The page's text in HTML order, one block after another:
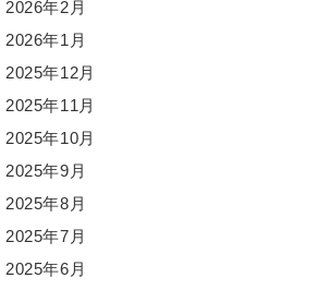
2026年2月
2026年1月
2025年12月
2025年11月
2025年10月
2025年9月
2025年8月
2025年7月
2025年6月